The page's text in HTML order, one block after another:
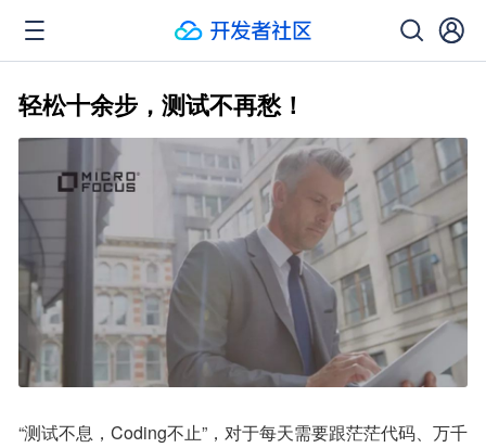
轻松十余步，测试不再愁！
“测试不息，Coding不止”，对于每天需要跟茫茫代码、万千